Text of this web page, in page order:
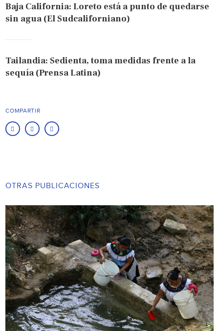
Baja California: Loreto está a punto de quedarse
sin agua (El Sudcaliforniano)
Tailandia: Sedienta, toma medidas frente a la
sequía (Prensa Latina)
COMPARTIR
OTRAS PUBLICACIONES